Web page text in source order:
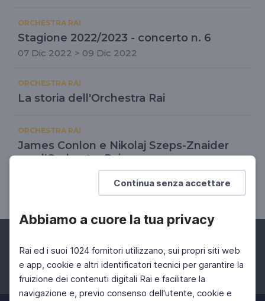
Continua senza accettare
Abbiamo a cuore la tua privacy
Rai ed i suoi 1024 fornitori utilizzano, sui propri siti web
e app, cookie e altri identificatori tecnici per garantire la
fruizione dei contenuti digitali Rai e facilitare la
navigazione e, previo consenso dell'utente, cookie e
ORCHESTRA RAI
Stagione 2022/2023 - concerto n. 6
07 Dic 2022 > 09 Dic 2022
ORCHESTRA RAI
La storia dell'Orchestra Rai
ORCHESTRA RAI
James Conlon e Nikolaj Szeps-Znaider
con l'Orchestra Rai
La Dodicesima sinfonia di Šostakóvič in prima
esecuzione Rai a Torino - diretta streaming 25
Facebook Instagram Twitter